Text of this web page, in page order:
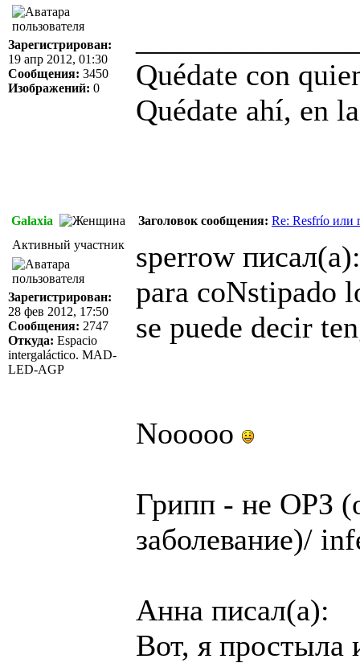
Зарегистрирован:
19 апр 2012, 01:30
Сообщения: 3450
Изображений: 0
Quédate con
Quédate ahí, en
Galaxia Заголовок сообщения: Re: Resfrío или
Активный участник
Зарегистрирован:
28 фев 2012, 17:50
Сообщения: 2747
Откуда: Espacio
intergaláctico. MAD-
LED-AGP
sperrow писал(а):
para coNstipado
se puede decir
Nooooo
Грипп - не ОРЗ
заболевание)/
Анна писал(а):
Вот, я простыла